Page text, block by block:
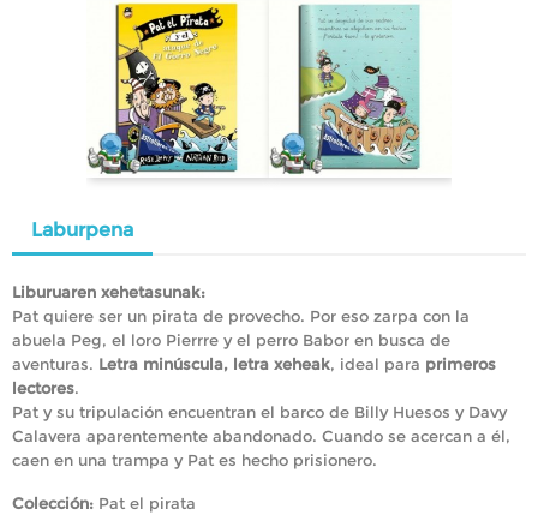
Laburpena
Liburuaren xehetasunak:
Pat quiere ser un pirata de provecho. Por eso zarpa con la
abuela Peg, el loro Pierrre y el perro Babor en busca de
aventuras. Letra minúscula, letra xeheak, ideal para primeros
lectores.
Pat y su tripulación encuentran el barco de Billy Huesos y Davy
Calavera aparentemente abandonado. Cuando se acercan a él,
caen en una trampa y Pat es hecho prisionero.
Colección: Pat el pirata